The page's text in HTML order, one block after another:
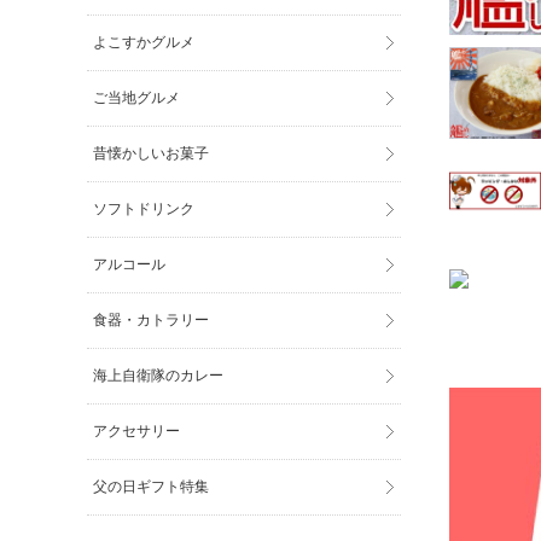
よこすかグルメ
ご当地グルメ
昔懐かしいお菓子
ソフトドリンク
アルコール
食器・カトラリー
海上自衛隊のカレー
アクセサリー
父の日ギフト特集